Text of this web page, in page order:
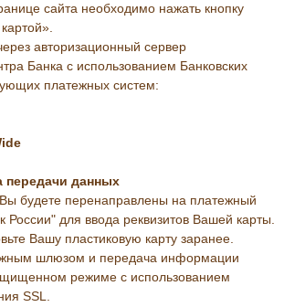
сайта необходимо нажать кнопку
авторизационный сервер
Банка с использованием Банковских
платежных систем:
передачи данных
будете перенаправлены на платежный
для ввода реквизитов Вашей карты.
Вашу пластиковую карту заранее.
шлюзом и передача информации
режиме с использованием
SSL.